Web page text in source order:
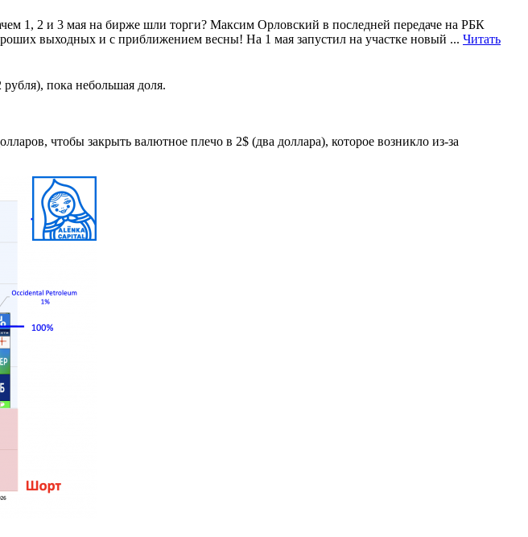
1, 2 и 3 мая на бирже шли торги? Максим Орловский в последней передаче на РБК
выходных и с приближением весны! На 1 мая запустил на участке новый ... Читать
пока небольшая доля.
чтобы закрыть валютное плечо в 2$ (два доллара), которое возникло из-за